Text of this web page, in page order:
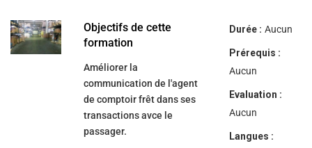
navigate
and
interact
Objectifs de cette
formation
Améliorer la
communication de l'agent
de comptoir frêt dans ses
transactions avce le
passager.
Durée : Aucun
Prérequis :
Aucun
Evaluation :
Aucun
Langues :